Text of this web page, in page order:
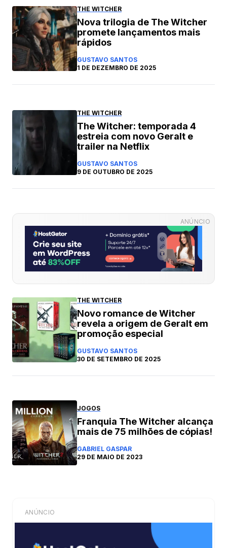
THE WITCHER
Nova trilogia de The Witcher
promete lançamentos mais
rápidos
GUSTAVO SANTOS
1 DE DEZEMBRO DE 2025
THE WITCHER
The Witcher: temporada 4
estreia com novo Geralt e
trailer na Netflix
GUSTAVO SANTOS
9 DE OUTUBRO DE 2025
ANÚNCIO
THE WITCHER
Novo romance de Witcher
revela a origem de Geralt em
promoção especial
GUSTAVO SANTOS
30 DE SETEMBRO DE 2025
JOGOS
Franquia The Witcher alcança
mais de 75 milhões de cópias!
GABRIEL GASPAR
29 DE MAIO DE 2023
ANÚNCIO